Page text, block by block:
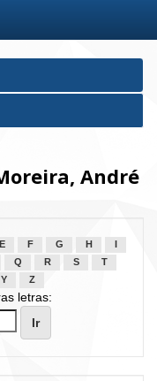
André
E F G H
Q R S
T
Y Z
letras: